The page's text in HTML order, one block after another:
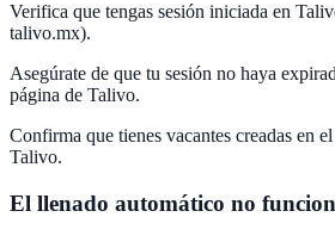
Verifica que tengas sesión iniciada en
talivo.mx).
Asegúrate de que tu sesión no haya
página de Talivo.
Confirma que tienes vacantes creadas en
Talivo.
El llenado automático no